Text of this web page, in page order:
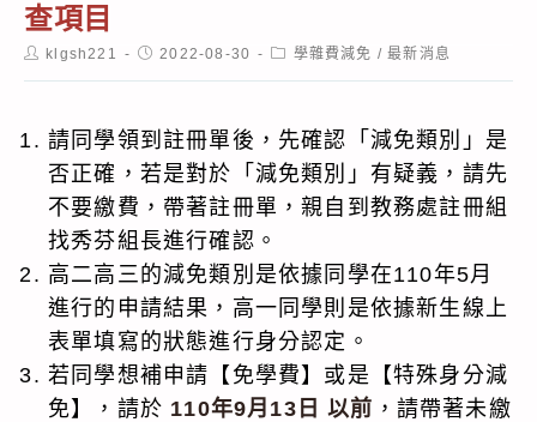
查項目
Postklgsh221
Post2022-08-30
Post學雜費減免 / 最新消息
請同學領到註冊單後，先確認「減免類別」是
否正確，若是對於「減免類別」有疑義，請先
不要繳費，帶著註冊單，親自到教務處註冊組
找秀芬組長進行確認。
高二高三的減免類別是依據同學在110年5月
進行的申請結果，高一同學則是依據新生線上
表單填寫的狀態進行身分認定。
若同學想補申請【免學費】或是【特殊身分減
免】，請於 110年9月13日 以前 ，請帶著未繳